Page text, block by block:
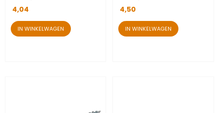
4,04
IN WINKELWAGEN
4,50
IN WINKELWAGEN